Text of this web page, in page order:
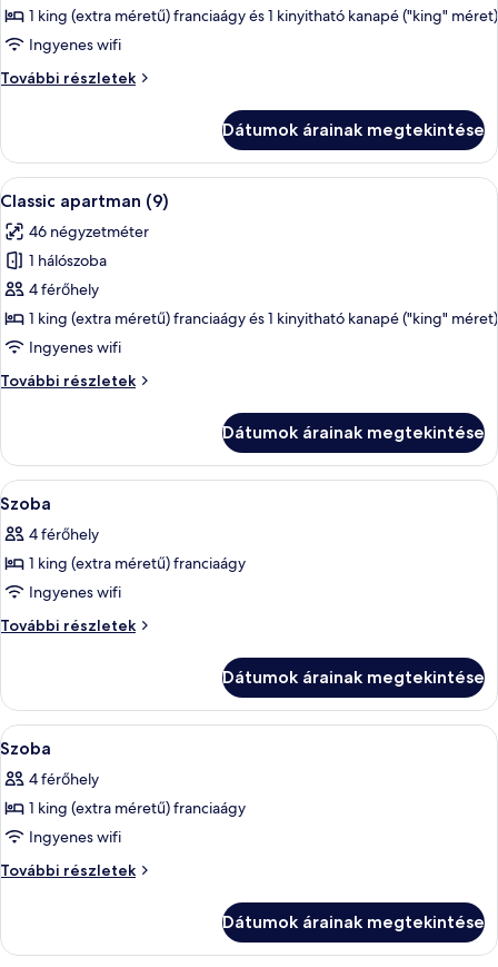
megtekintése:
Classic
(8)
1 king (extra méretű) franciaágy és 1 kinyitható kanapé ("king" méret)
Ingyenes wifi
További részletek
Classic
részletei
Dátumok árainak megtekintése
A
következő
szoba
összes
képének
megtekintése:
Classic
(9)
Egy modern étkező, ahol egy
6
Classic apartman (9)
46 négyzetméter
1 hálószoba
4 férőhely
1 king (extra méretű) franciaágy és 1 kinyitható kanapé ("king" méret)
Ingyenes wifi
További részletek
Classic
részletei
Dátumok árainak megtekintése
A
következő
szoba
összes
képének
megtekintése:
1 hálószoba, prémium ágynemű és
7
Szoba
4 férőhely
1 king (extra méretű) franciaágy
Ingyenes wifi
További részletek
Szoba
Dátumok árainak megtekintése
A
következő
szoba
összes
képének
megtekintése:
1 hálószoba, prémium ágynemű és
7
Szoba
4 férőhely
1 king (extra méretű) franciaágy
Ingyenes wifi
További részletek
Szoba
Dátumok árainak megtekintése